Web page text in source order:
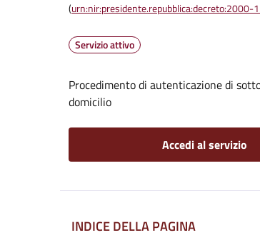
(
Servizio attivo
Procedimento di autenticazione di
domicilio
Accedi al servizio
INDICE DELLA PAGINA